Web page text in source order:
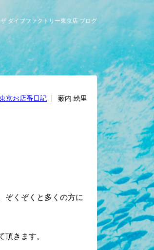
ダイブファクトリー東京店 ブログ
京お店番日記 薮内 絵里
ぞくぞくと多くの方に
きます。